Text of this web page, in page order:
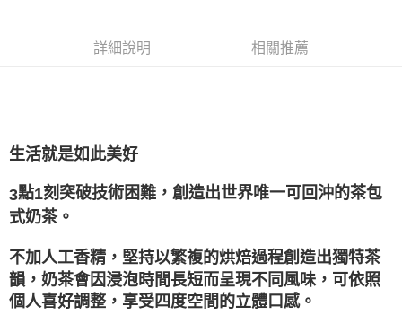
客戶支援中心」https://netprotections.freshdesk.com/support/home
https://aftee.tw/terms/#terms3
「AFTEE先享後付」，若未經同意申辦者引起之損失，本公司不負相關責
任。
４．使用「AFTEE先享後付」時，將依據個別帳號之用戶狀況，依本公司即
請求用戶進行身份認證。
５．嚴禁一人註冊多個帳號或使用他人資訊註冊。若發現惡意使用之情形，
恩沛科技股份有限公司將有權停止該用戶之使用額度並採取法律行動。
每筆NT$100，滿NT$1,000(含以上)免運費
離島宅配
每筆NT$220，滿NT$2,000(含以上)免運費
詳細說明 相關推薦
生活就是如此美好
3點1刻突破技術困難，創造出世界唯一可回沖的茶包
式奶茶。
不加人工香精，堅持以繁複的烘焙過程創造出獨特茶
韻，奶茶會因浸泡時間長短而呈現不同風味，可依照
個人喜好調整，享受四度空間的立體口感。